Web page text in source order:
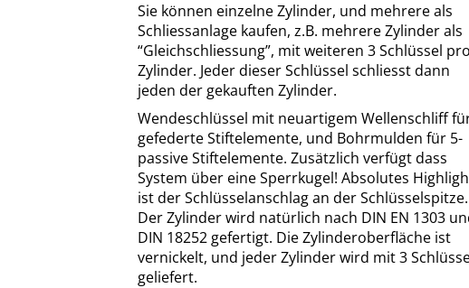
Sie können einzelne Zylinder, und mehrere als
Schliessanlage kaufen, z.B. mehrere Zylinder als
“Gleichschliessung”, mit weiteren 3 Schlüssel pro
Zylinder. Jeder dieser Schlüssel schliesst dann
jeden der gekauften Zylinder.
Wendeschlüssel mit neuartigem Wellenschliff
gefederte Stiftelemente, und Bohrmulden für 5-
passive Stiftelemente. Zusätzlich verfügt dass
System über eine Sperrkugel! Absolutes
ist der Schlüsselanschlag an der Schlüsselspitze.
Der Zylinder wird natürlich nach DIN EN 1303
DIN 18252 gefertigt. Die Zylinderoberfläche ist
vernickelt, und jeder Zylinder wird mit 3
geliefert.